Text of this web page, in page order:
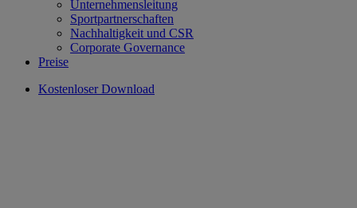
Unternehmensleitung
Sportpartnerschaften
Nachhaltigkeit und CSR
Corporate Governance
Preise
Kostenloser Download